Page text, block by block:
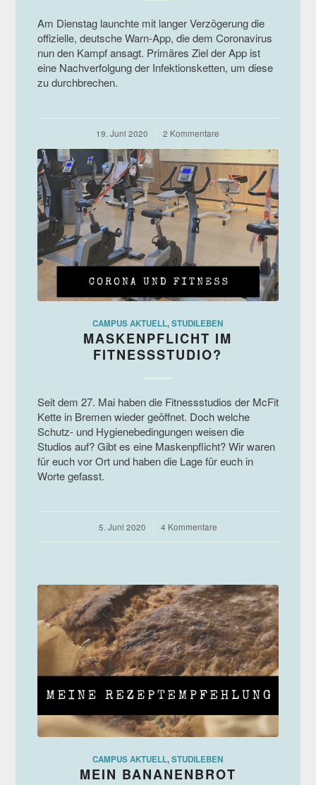
Am Dienstag launchte mit langer Verzögerung die
offizielle, deutsche Warn-App, die dem Coronavirus
nun den Kampf ansagt. Primäres Ziel der App ist
eine Nachverfolgung der Infektionsketten, um diese
zu durchbrechen.
19. Juni 2020
/ 2 Kommentare
CAMPUS AKTUELL,STUDILEBEN
MASKENPFLICHT IM
FITNESSSTUDIO?
Seit dem 27. Mai haben die Fitnessstudios der McFit
Kette in Bremen wieder geöffnet. Doch welche
Schutz- und Hygienebedingungen weisen die
Studios auf? Gibt es eine Maskenpflicht? Wir waren
für euch vor Ort und haben die Lage für euch in
Worte gefasst.
5. Juni 2020
/ 4 Kommentare
CAMPUS AKTUELL,STUDILEBEN
MEIN BANANENBROT